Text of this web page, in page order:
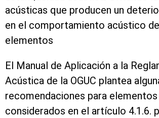
acústicas que producen un
en el comportamiento acústico
elementos
El Manual de Aplicación a la
Acústica de la OGUC plantea
recomendaciones para elementos
considerados en el artículo 4.1.6.